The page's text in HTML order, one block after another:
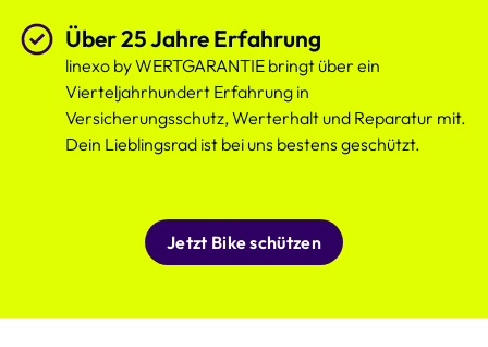
Über 25 Jahre Erfahrung
linexo by WERTGARANTIE bringt über ein
Vierteljahrhundert Erfahrung in
Versicherungsschutz, Werterhalt und Reparatur mit.
Dein Lieblingsrad ist bei uns bestens geschützt.
Jetzt Bike schützen